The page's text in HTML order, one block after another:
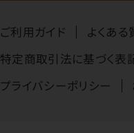
ご利用ガイド よくある
特定商取引法に基づく表
プライバシーポリシー